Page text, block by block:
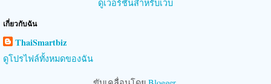
ดูเวอร์ชันสำหรับเว็บ
เกี่ยวกับฉัน
ThaiSmartbiz
ดูโปรไฟล์ทั้งหมดของฉัน